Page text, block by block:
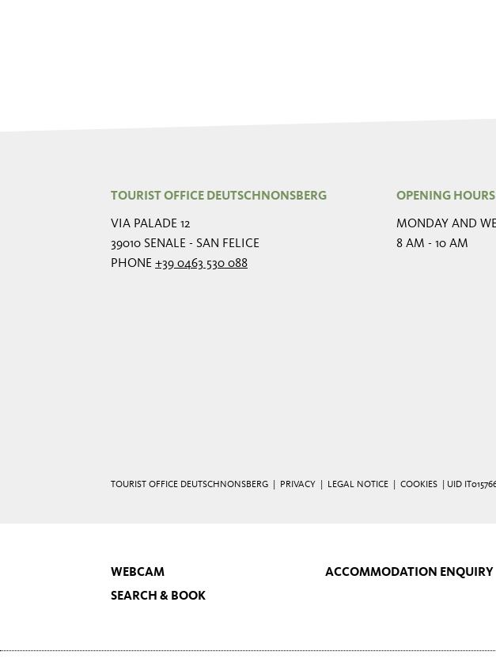
TOURIST OFFICE DEUTSCHNONSBERG
VIA PALADE 12
39010 SENALE - SAN FELICE
PHONE +39 0463 530 088
OPENING
MONDAY AND
8 AM - 10 AM
TOURIST OFFICE DEUTSCHNONSBERG | PRIVACY LEGAL NOTICE COOKIES | UID
WEBCAM ACCOMMODATION ENQUIRY
SEARCH & BOOK